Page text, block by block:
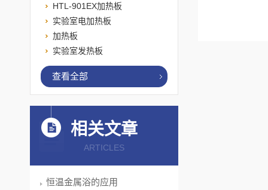
HTL-901EX加热板
实验室电加热板
加热板
实验室发热板
查看全部
相关文章
ARTICLES
恒温金属浴的应用